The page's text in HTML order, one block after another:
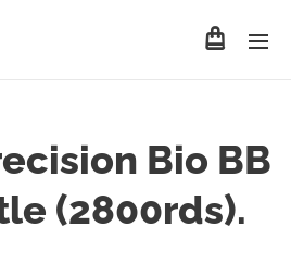
Bio BB
(2800rds).